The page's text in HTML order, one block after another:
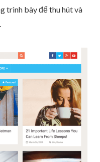
trình bày để thu hút và